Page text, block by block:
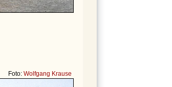
Foto: Wolfgang Krause